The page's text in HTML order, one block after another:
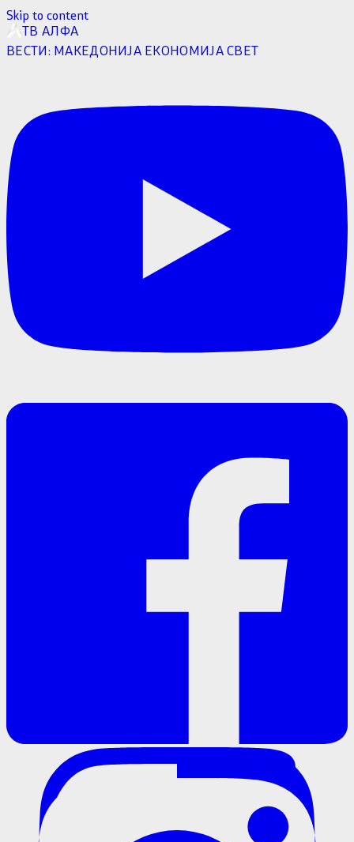
Skip to content
ТВ АЛФА
ВЕСТИ: МАКЕДОНИЈА ЕКОНОМИЈАСВЕТ